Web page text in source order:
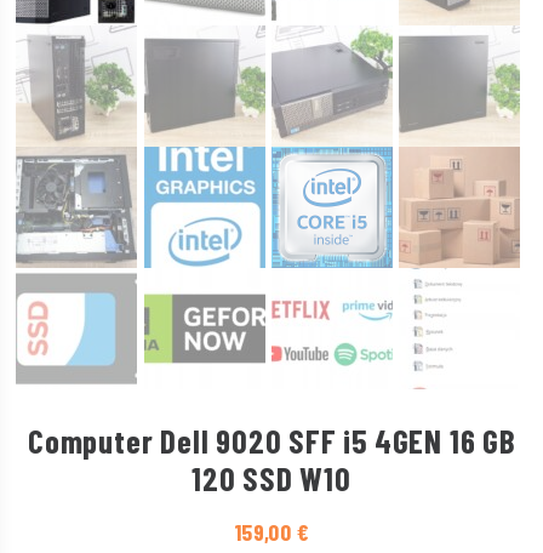
Computer Dell 9020 SFF i5 4GEN 16 GB
120 SSD W10
159,00 €